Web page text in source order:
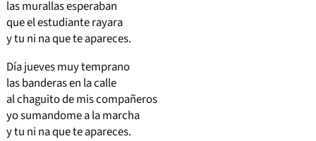
las murallas esperaban
que el estudiante rayara
y tu ni na que te apareces.
Día jueves muy temprano
las banderas en la calle
al chaguito de mis compañeros
yo sumandome a la marcha
y tu ni na que te apareces.